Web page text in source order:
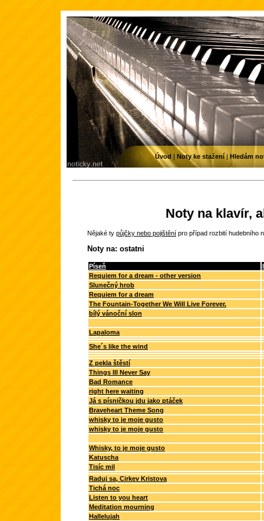
Noty na klavír,
Nějaké ty půjčky nebo pojištění pro případ rozbití hudebního
Noty na: ostatni
Píseň
Requiem for a dream - other version
Slunečný hrob
Requiem for a dream
The Fountain-Together We Will Live Forever.
bílý vánoční slon
Lapaloma
She´s like the wind
Z pekla štěstí
Things Ill Never Say
Bad Romance
right here waiting
Já s písničkou jdu jako ptáček
Braveheart Theme Song
whisky to je moje gusto
whisky to je moje gusto
Whisky, to je moje gusto
Katuscha
Tisíc mil
Raduj sa, Cirkev Kristova
Tichá noc
Listen to you heart
Meditation mourning
Hallelujah
Úvod | Noty ke stažení| Hledám